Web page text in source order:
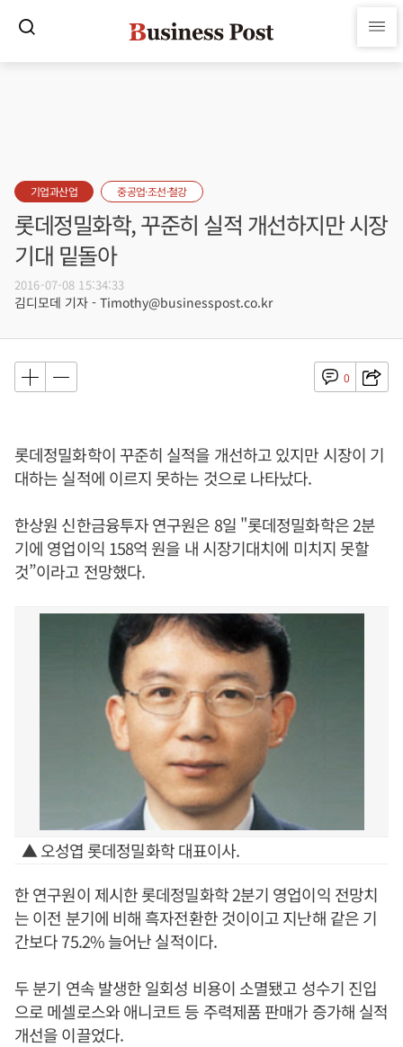
기업과산업 중공업·조선·철강
롯데정밀화학, 꾸준히 실적 개선하지만 시장
기대 밑돌아
2016-07-08 15:34:33
김디모데 기자 - Timothy@businesspost.co.kr
0
롯데정밀화학이 꾸준히 실적을 개선하고 있지만 시장이 기
대하는 실적에 이르지 못하는 것으로 나타났다.
한상원 신한금융투자 연구원은 8일 "롯데정밀화학은 2분
기에 영업이익 158억 원을 내 시장기대치에 미치지 못할
것”이라고 전망했다.
▲ 오성엽 롯데정밀화학 대표이사.
한 연구원이 제시한 롯데정밀화학 2분기 영업이익 전망치
는 이전 분기에 비해 흑자전환한 것이이고 지난해 같은 기
간보다 75.2% 늘어난 실적이다.
두 분기 연속 발생한 일회성 비용이 소멸됐고 성수기 진입
으로 메셀로스와 애니코트 등 주력제품 판매가 증가해 실적
개선을 이끌었다.